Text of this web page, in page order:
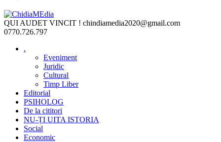
Skip
to
content
QUI AUDET VINCIT ! chindiamedia2020@gmail.com
0770.726.797
.
Eveniment
Juridic
Cultural
Timp Liber
Editorial
PSIHOLOG
De la cititori
NU-ȚI UITA ISTORIA
Social
Economic